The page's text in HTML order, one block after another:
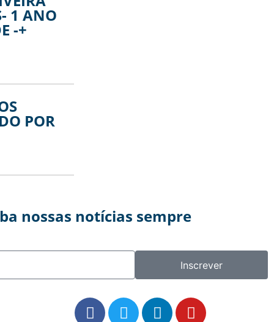
1 ANO
-+
POR
nossas notícias sempre
Inscrever